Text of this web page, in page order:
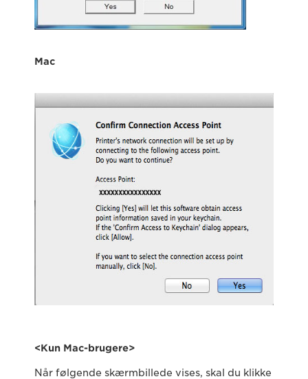
Mac
<Kun Mac-brugere>
Når følgende skærmbillede vises, skal du klikke